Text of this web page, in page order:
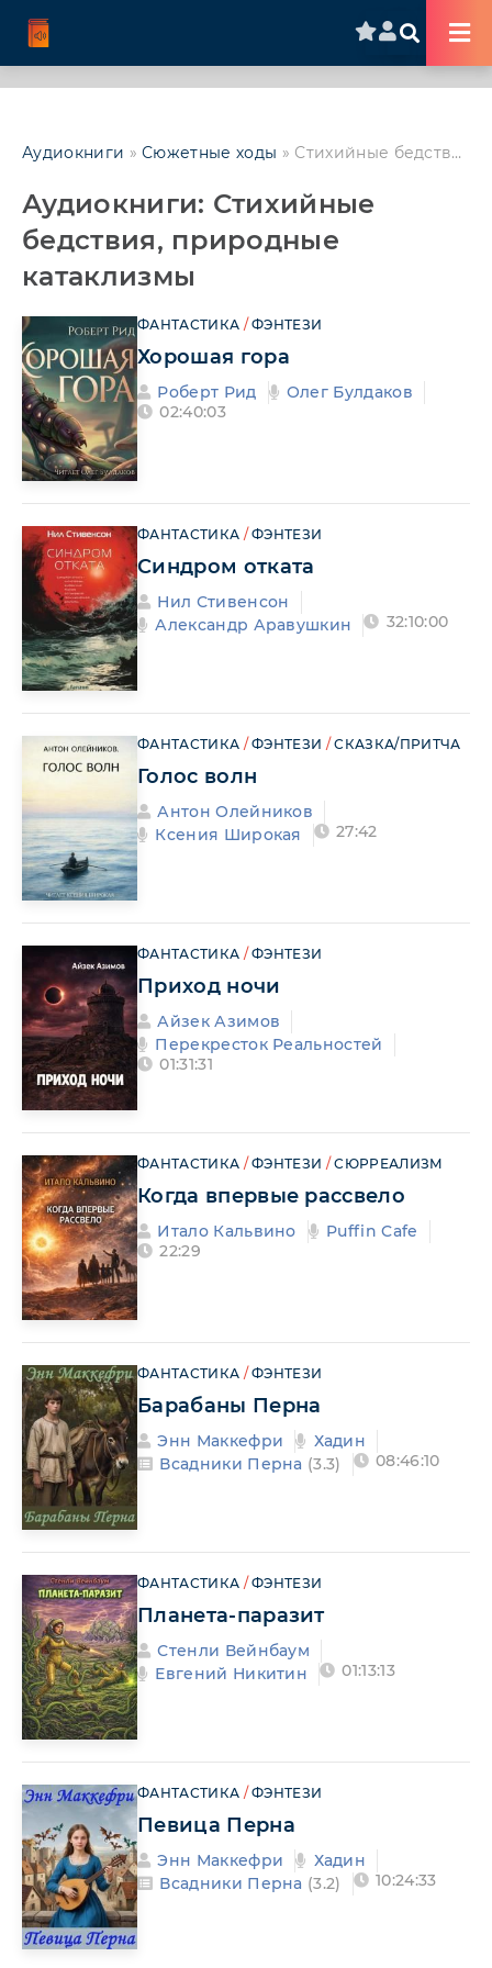
Аудиокниги »Сюжетные ходы » Стихийные бедствия, природные катаклизмы
Аудиокниги: Стихийные
бедствия, природные
катаклизмы
ФАНТАСТИКА /ФЭНТЕЗИ
Хорошая гора
Роберт Рид
Олег Булдаков
02:40:03
ФАНТАСТИКА /ФЭНТЕЗИ
Синдром отката
Нил Стивенсон
Александр Аравушкин
32:10:00
ФАНТАСТИКА /ФЭНТЕЗИ /СКАЗКА/ПРИТЧА
Голос волн
Антон Олейников
Ксения Широкая
27:42
ФАНТАСТИКА /ФЭНТЕЗИ
Приход ночи
Айзек Азимов
Перекресток Реальностей
01:31:31
ФАНТАСТИКА /ФЭНТЕЗИ /СЮРРЕАЛИЗМ
Когда впервые рассвело
Итало Кальвино
Puffin Cafe
22:29
ФАНТАСТИКА /ФЭНТЕЗИ
Барабаны Перна
Энн Маккефри
Хадин
Всадники Перна (3.3) 08:46:10
ФАНТАСТИКА /ФЭНТЕЗИ
Планета-паразит
Стенли Вейнбаум
Евгений Никитин
01:13:13
ФАНТАСТИКА /ФЭНТЕЗИ
Певица Перна
Энн Маккефри
Хадин
Всадники Перна (3.2) 10:24:33